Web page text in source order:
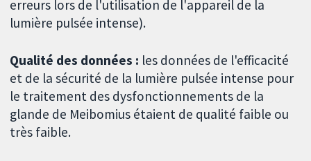
erreurs lors de l'utilisation de l'appareil de la
lumière pulsée intense).
Qualité des données : les données de l'efficacité
et de la sécurité de la lumière pulsée intense pour
le traitement des dysfonctionnements de la
glande de Meibomius étaient de qualité faible ou
très faible.